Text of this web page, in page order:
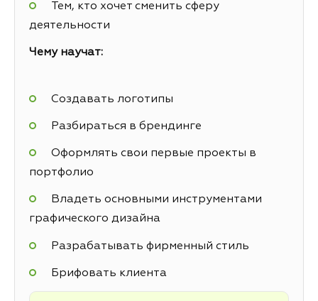
Тем, кто хочет сменить сферу
деятельности
Чему научат:
Создавать логотипы
Разбираться в брендинге
Оформлять свои первые проекты в
портфолио
Владеть основными инструментами
графического дизайна
Разрабатывать фирменный стиль
Брифовать клиента